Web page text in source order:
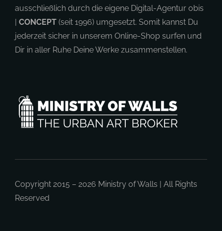
ausschließlich durch die eigene Digital-Agentur obis
CONCEPT(seit 1996) umgesetzt. Somit kannst Du
jederzeit sicher in unserem Online-Shop surfen und
Dir in aller Ruhe Deine Werke zusammenstellen.
Copyright 2015 – 2026 Ministry of Walls
| All Rights
Reserved